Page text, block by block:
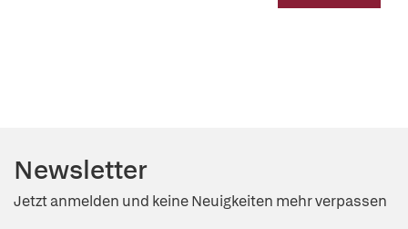
Newsletter
Jetzt anmelden und keine Neuigkeiten mehr verpassen